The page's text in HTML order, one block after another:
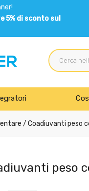
5% di sconto sul
/ Coadiuvanti peso
peso